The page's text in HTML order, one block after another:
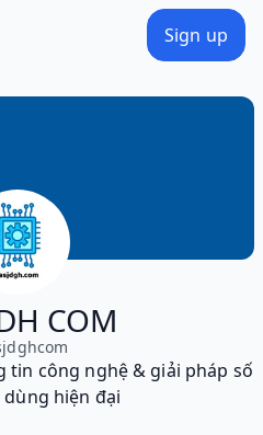
Sign up
COM
tin công nghệ & giải pháp số
hiện đại